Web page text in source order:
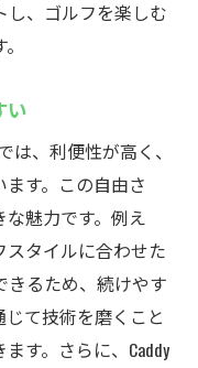
し、ゴルフを楽しむ
い
は、利便性が高く、
す。この自由さ
魅力です。例え
タイルに合わせた
きるため、続けやす
て技術を磨くこと
す。さらに、Caddy